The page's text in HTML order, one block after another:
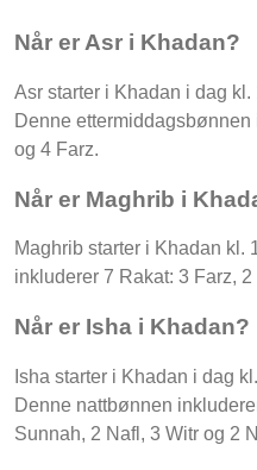
Når er Asr i Khadan?
Asr starter i Khadan i dag
Denne
og 4 Farz.
Når er Maghrib i
Maghrib starter i Khadan kl.
inkluderer 7 Rakat: 3 Farz,
Når er Isha i Khadan?
Isha starter i Khadan i dag
Denne nattbønnen
Sunnah, 2 Nafl, 3 Witr og 2